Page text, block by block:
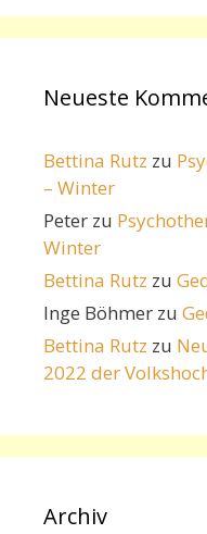
Neueste
Bettina Rutz zu
– Winter
Peter zu
Winter
Bettina Rutz zu
Inge Böhmer zu
Bettina Rutz zu
2022 der
Archiv